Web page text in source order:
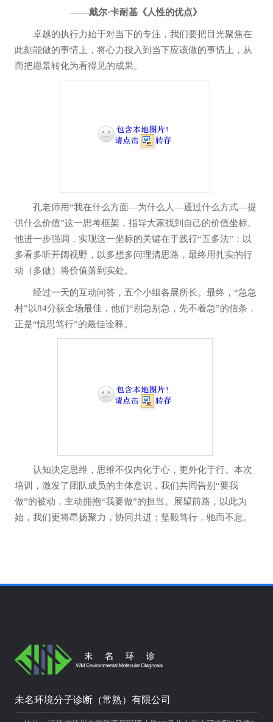
——戴尔·卡耐基《人性的优点》
卓越的执行力始于对当下的专注，我们要把目光聚焦在
此刻能做的事情上，将心力投入到当下应该做的事情上，从
而把愿景转化为看得见的成果。
孔老师用“我在什么方面—为什么人—通过什么方式—提
供什么价值”这一思考框架，指导大家找到自己的价值坐标。
他进一步强调，实现这一坐标的关键在于践行“五多法”：以
多看多听开阔视野，以多想多问理清思路，最终用扎实的行
动（多做）将价值落到实处。
经过一天的互动问答，五个小组各展所长。最终，“急急
村”以84分获全场最佳，他们“别急别急，先不着急”的信条，
正是“慎思笃行”的最佳诠释。
认知决定思维，思维不仅内化于心，更外化于行。本次
培训，激发了团队成员的主体意识，我们共同告别“要我
做”的被动，主动拥抱“我要做”的担当。展望前路，以此为
始，我们更将昂扬聚力，协同共进；坚毅笃行，驰而不息。
未名环境分子诊断（常熟）有限公司